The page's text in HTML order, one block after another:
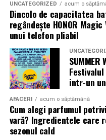
Indiferent de preferințe,
ideal să experimentezi și
Top Scents de la
ingredientele premium,
pot exista în aceeași
(Advertorial)
UNCATEGORIZED acum o
Dincolo de capacitatea
regândește HONOR
unui telefon pliabil
intr-un
AFACERI acum o săptămână
Cum alegi parfumul
vară? Ingredientele care
sezonul cald